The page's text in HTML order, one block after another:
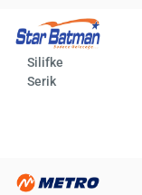
Silifke
Serik